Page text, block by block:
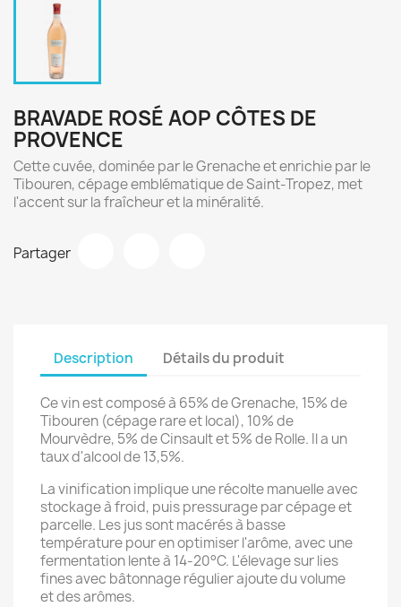
BRAVADE ROSÉ AOP CÔTES DE
PROVENCE
Cette cuvée, dominée par le Grenache et enrichie par le
Tibouren, cépage emblématique de Saint-Tropez, met
l'accent sur la fraîcheur et la minéralité.
Partager
Description Détails du produit
Ce vin est composé à 65% de Grenache, 15% de
Tibouren (cépage rare et local), 10% de
Mourvèdre, 5% de Cinsault et 5% de Rolle. Il a un
taux d'alcool de 13,5%.
La vinification implique une récolte manuelle avec
stockage à froid, puis pressurage par cépage et
parcelle. Les jus sont macérés à basse
température pour en optimiser l'arôme, avec une
fermentation lente à 14-20°C. L'élevage sur lies
fines avec bâtonnage régulier ajoute du volume
et des arômes.